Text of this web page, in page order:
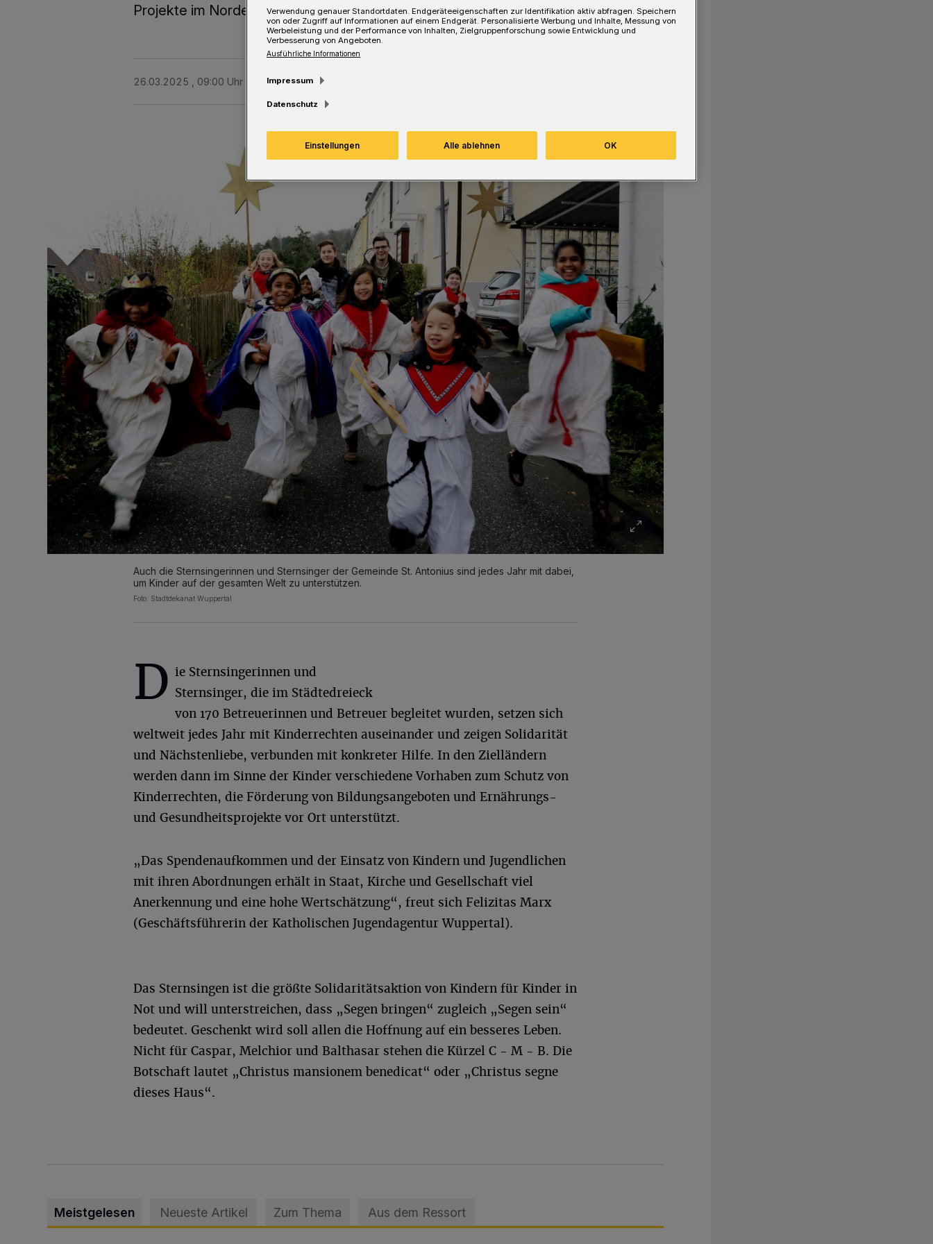
Projekte im Norden Kenias und Kolumbien unterstützen.
26.03.2025 , 09:00 Uhr Eine Minute Lesezeit
Auch die Sternsingerinnen und Sternsinger der Gemeinde St. Antonius sind jedes Jahr mit dabei,
um Kinder auf der gesamten Welt zu unterstützen.
Foto: Stadtdekanat Wuppertal
D ie Sternsingerinnen und
Sternsinger, die im Städtedreieck
von 170 Betreuerinnen und Betreuer begleitet wurden, setzen sich
weltweit jedes Jahr mit Kinderrechten auseinander und zeigen Solidarität
und Nächstenliebe, verbunden mit konkreter Hilfe. In den Zielländern
werden dann im Sinne der Kinder verschiedene Vorhaben zum Schutz von
Kinderrechten, die Förderung von Bildungsangeboten und Ernährungs-
und Gesundheitsprojekte vor Ort unterstützt.
„Das Spendenaufkommen und der Einsatz von Kindern und Jugendlichen
mit ihren Abordnungen erhält in Staat, Kirche und Gesellschaft viel
Anerkennung und eine hohe Wertschätzung“, freut sich Felizitas Marx
(Geschäftsführerin der Katholischen Jugendagentur Wuppertal).
Das Sternsingen ist die größte Solidaritätsaktion von Kindern für Kinder in
Not und will unterstreichen, dass „Segen bringen“ zugleich „Segen sein“
bedeutet. Geschenkt wird soll allen die Hoffnung auf ein besseres Leben.
Nicht für Caspar, Melchior und Balthasar stehen die Kürzel C - M - B. Die
Botschaft lautet „Christus mansionem benedicat“ oder „Christus segne
dieses Haus“.
Meistgelesen Neueste Artikel Zum Thema Aus dem Ressort
Verwendung genauer Standortdaten. Endgeräteeigenschaften zur Identifikation aktiv abfragen. Speichern
von oder Zugriff auf Informationen auf einem Endgerät. Personalisierte Werbung und Inhalte, Messung von
Werbeleistung und der Performance von Inhalten, Zielgruppenforschung sowie Entwicklung und
Verbesserung von Angeboten.
Ausführliche Informationen
Impressum
Datenschutz
Einstellungen Alle ablehnen OK